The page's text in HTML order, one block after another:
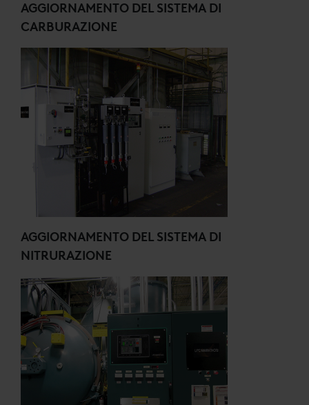
AGGIORNAMENTO DEL SISTEMA DI
CARBURAZIONE
AGGIORNAMENTO DEL SISTEMA DI
NITRURAZIONE